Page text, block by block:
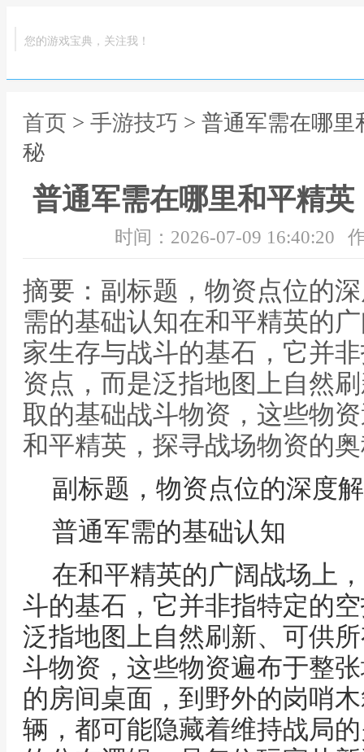
您的游戏宝典，关注我！
首页 > 手游技巧 > 普通军需在哪
秘
普通军需在哪里和平精
时间：2026-07-09 16:40:20
摘要：副标题，物资点位的
需的基础认知在和平精英的
家生存与战斗的基石，它并
资点，而是泛指地图上自然
取的基础战斗物资，这些物
和平精英，探寻战场物资的
副标题，物资点位的深度
普通军需的基础认知
在和平精英的广阔战场上
斗的基石，它并非指特定的
泛指地图上自然刷新、可供
斗物资，这些物资遍布于整
的房间桌面，到野外的岗哨
辆，都可能隐藏着维持战局